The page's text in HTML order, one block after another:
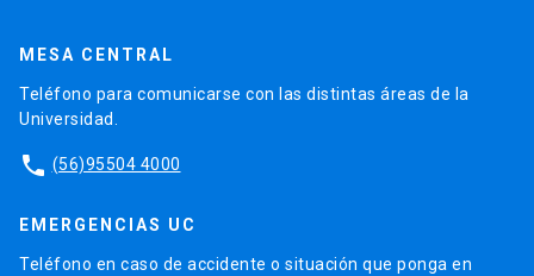
MESA CENTRAL
Teléfono para comunicarse con las distintas áreas de la
Universidad.
phone (56)95504 4000
EMERGENCIAS UC
Teléfono en caso de accidente o situación que ponga en